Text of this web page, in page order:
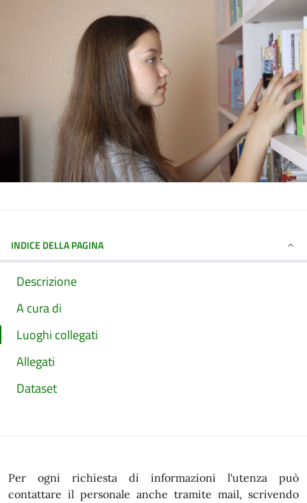
INDICE DELLA PAGINA
Descrizione
A cura di
Luoghi collegati
Allegati
Dataset
Per ogni richiesta di informazioni l'utenza può
contattare il personale anche tramite mail, scrivendo